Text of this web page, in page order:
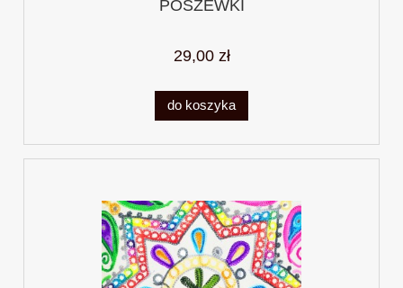
POSZEWKI
29,00 zł
do koszyka